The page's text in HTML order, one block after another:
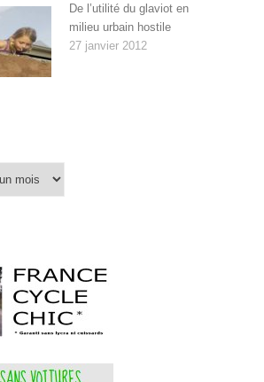
De l’utilité du glaviot en
milieu urbain hostile
27 janvier 2012